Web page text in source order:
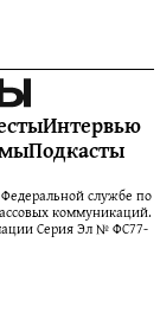
Интервью
Подкасты
службе по
коммуникаций.
Серия Эл № ФС77-